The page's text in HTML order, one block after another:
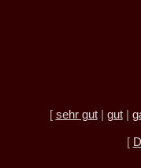
[ sehr gut| gut|
[